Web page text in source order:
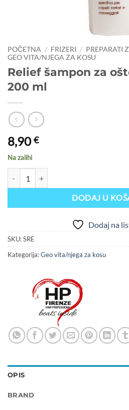
POČETNA / FRIZERI / PREPARATI
GEO VITA/NJEGA ZA KOSU
Relief šampon za
200 ml
8,90€
Na zalihi
DODAJ U
Dodaj na
SKU:SRE
Kategorija:Geo vita/njega za kosu
OPIS
BRAND